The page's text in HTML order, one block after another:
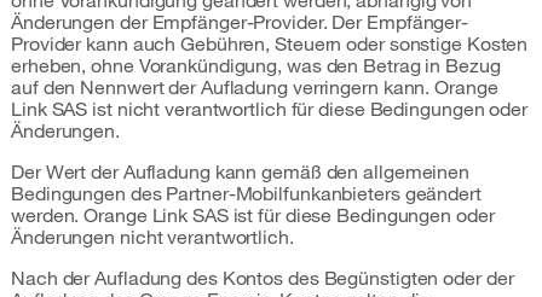
Änderungen der Empfänger-Provider. Der Empfänger-
Provider kann auch Gebühren, Steuern oder sonstige Kosten
erheben, ohne Vorankündigung, was den Betrag in Bezug
auf den Nennwert der Aufladung verringern kann. Orange
Link SAS ist nicht verantwortlich für diese Bedingungen oder
Änderungen.
Der Wert der Aufladung kann gemäß den allgemeinen
Bedingungen des Partner-Mobilfunkanbieters geändert
werden. Orange Link SAS ist für diese Bedingungen oder
Änderungen nicht verantwortlich.
Nach der Aufladung des Kontos des Begünstigten oder der